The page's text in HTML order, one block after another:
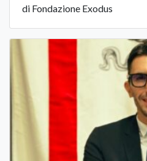
di Fondazione Exodus